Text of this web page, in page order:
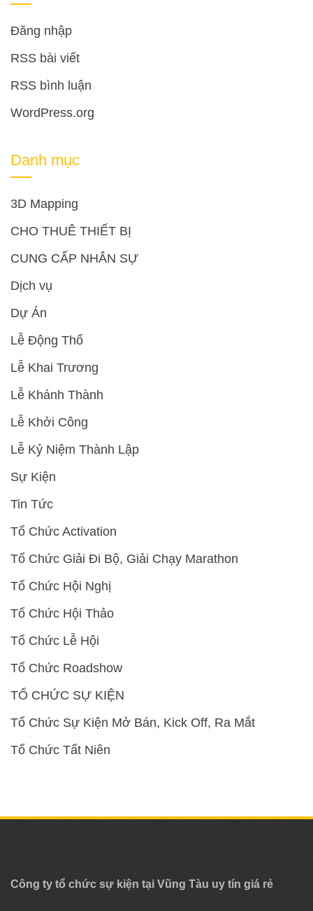
Đăng nhập
RSS bài viết
RSS bình luận
WordPress.org
Danh mục
3D Mapping
CHO THUÊ THIẾT BỊ
CUNG CẤP NHÂN SỰ
Dịch vụ
Dự Án
Lễ Động Thổ
Lễ Khai Trương
Lễ Khánh Thành
Lễ Khởi Công
Lễ Kỷ Niệm Thành Lập
Sự Kiện
Tin Tức
Tổ Chức Activation
Tổ Chức Giải Đi Bộ, Giải Chạy Marathon
Tổ Chức Hội Nghị
Tổ Chức Hội Thảo
Tổ Chức Lễ Hội
Tổ Chức Roadshow
TỔ CHỨC SỰ KIỆN
Tổ Chức Sự Kiện Mở Bán, Kick Off, Ra Mắt
Tổ Chức Tất Niên
Công ty tổ chức sự kiện tại Vũng Tàu uy tín giá rẻ